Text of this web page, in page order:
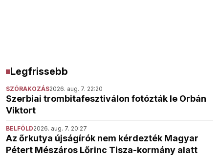
Legfrissebb
SZÓRAKOZÁS2026. aug. 7. 22:20
Szerbiai trombitafesztiválon fotózták le Orbán
Viktort
BELFÖLD2026. aug. 7. 20:27
Az őrkutya újságírók nem kérdezték Magyar
Pétert Mészáros Lőrinc Tisza-kormány alatt